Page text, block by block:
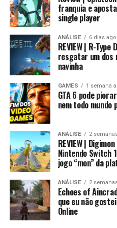
Essa mudança também pode
importante para o futuro da
anos, Splatoon foi visto
competitivo, mas Splatoon
espaço para expandir esse
mais ambiciosa e cheia de
jogadores seja positiva, é
continue investindo nesse
história em um dos pilares
No fim das contas, fica a
Raiders funciona como um
futuro da franquia. A
novas mecânicas, um mundo
progressão e uma campanha
entender como os jogadores
for positiva, é bem possível
franquia e
single player
ANÁLISE 6 dias ago
REVIEW | R-
resgatar um dos
navinha
GAMES 1 semana
GTA 6 pode
nem todo mundo
ANÁLISE 2
REVIEW |
Nintendo Switch
jogo “mon” da
ANÁLISE 2
Echoes of
que eu não
Online